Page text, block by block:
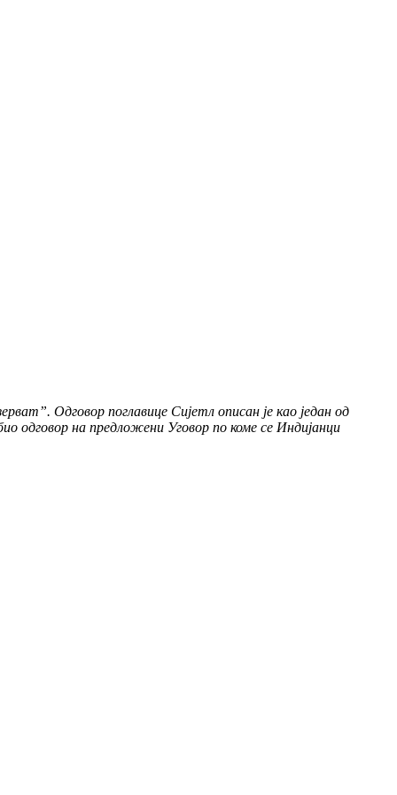
Одговор поглавице Сијетл описан је као један од
одговор на предложени Уговор по коме се Индијанци